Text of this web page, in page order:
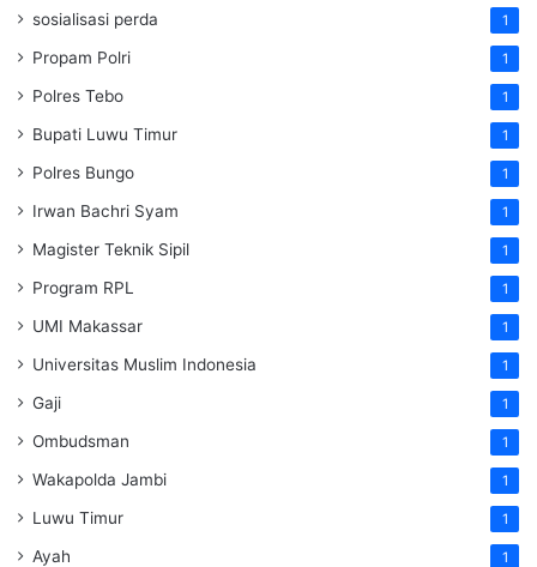
sosialisasi perda 1
Propam Polri 1
Polres Tebo 1
Bupati Luwu Timur 1
Polres Bungo 1
Irwan Bachri Syam 1
Magister Teknik Sipil 1
Program RPL 1
UMI Makassar 1
Universitas Muslim Indonesia 1
Gaji 1
Ombudsman 1
Wakapolda Jambi 1
Luwu Timur 1
Ayah 1